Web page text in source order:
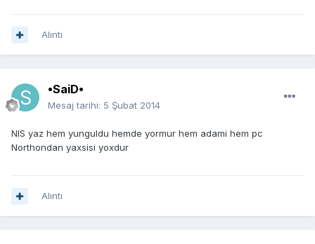
Alıntı
•SaiD•
Mesaj tarihi: 5 Şubat 2014
NIS yaz hem yunguldu hemde yormur hem adami hem pc
Northondan yaxsisi yoxdur
Alıntı